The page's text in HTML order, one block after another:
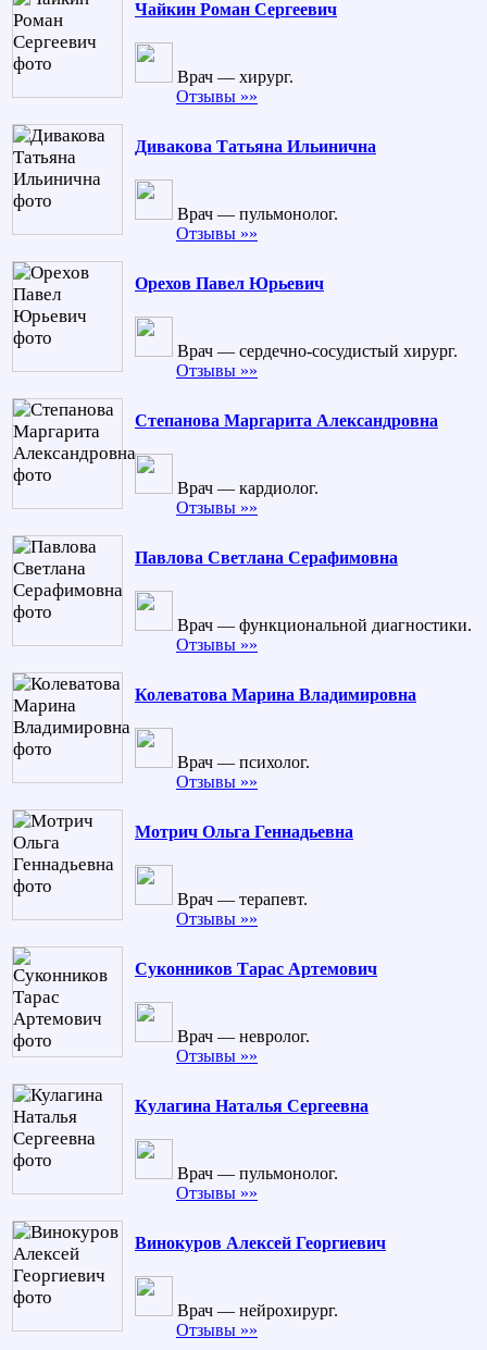
Чайкин Роман Сергеевич
Врач — хирург.
Отзывы »»
Дивакова Татьяна Ильинична
Врач — пульмонолог.
Отзывы »»
Орехов Павел Юрьевич
Врач — сердечно-сосудистый хирург.
Отзывы »»
Степанова Маргарита Александровна
Врач — кардиолог.
Отзывы »»
Павлова Светлана Серафимовна
Врач — функциональной диагностики.
Отзывы »»
Колеватова Марина Владимировна
Врач — психолог.
Отзывы »»
Мотрич Ольга Геннадьевна
Врач — терапевт.
Отзывы »»
Суконников Тарас Артемович
Врач — невролог.
Отзывы »»
Кулагина Наталья Сергеевна
Врач — пульмонолог.
Отзывы »»
Винокуров Алексей Георгиевич
Врач — нейрохирург.
Отзывы »»